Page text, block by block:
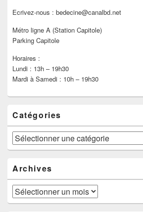
Ecrivez-nous : bedecine@canalbd.net
Métro ligne A (Station Capitole)
Parking Capitole
Horaires :
Lundi : 13h – 19h30
Mardi à Samedi : 10h – 19h30
Catégories
Catégories
Archives
Archives